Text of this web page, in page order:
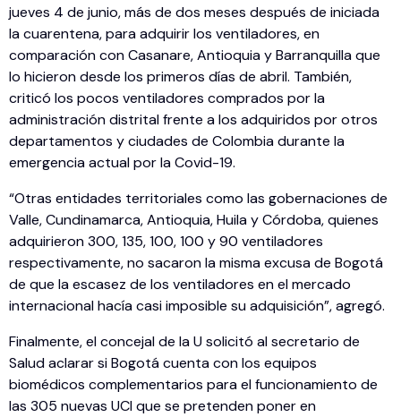
jueves 4 de junio, más de dos meses después de iniciada
la cuarentena, para adquirir los ventiladores, en
comparación con Casanare, Antioquia y Barranquilla que
lo hicieron desde los primeros días de abril. También,
criticó los pocos ventiladores comprados por la
administración distrital frente a los adquiridos por otros
departamentos y ciudades de Colombia durante la
emergencia actual por la Covid-19.
“Otras entidades territoriales como las gobernaciones de
Valle, Cundinamarca, Antioquia, Huila y Córdoba, quienes
adquirieron 300, 135, 100, 100 y 90 ventiladores
respectivamente, no sacaron la misma excusa de Bogotá
de que la escasez de los ventiladores en el mercado
internacional hacía casi imposible su adquisición”, agregó.
Finalmente, el concejal de la U solicitó al secretario de
Salud aclarar si Bogotá cuenta con los equipos
biomédicos complementarios para el funcionamiento de
las 305 nuevas UCI que se pretenden poner en